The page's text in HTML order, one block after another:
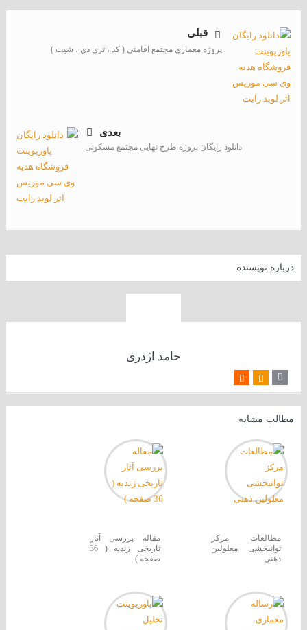
قبلی
پروژه معماری مجتمع اقامتی ( کد ، تری دی ، شیت )
بعدی
دانلود رایگان پروژه طرح نهایی مجتمع مسکونی
درباره نویسنده
حامد اژدری
مطالب مشابه
مطالعات مرکز
توانبخشی معلولین
ذهنی
مقاله بررسی آثار
تاریخی زندیه ( 36
صفحه )